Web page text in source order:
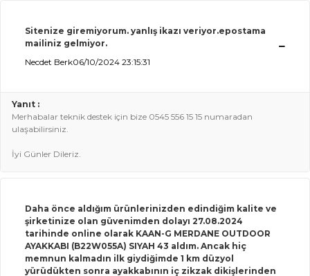
Sitenize giremiyorum. yanlış ikazı veriyor.epostama
mailiniz gelmiyor.
Necdet Berk06/10/2024 23:15:31
Yanıt :
Merhabalar teknik destek için bize 0545 556 15 15 numaradan
ulaşabilirsiniz.
İyi Günler Dileriz.
Daha önce aldığım ürünlerinizden edindiğim kalite ve
şirketinize olan güvenimden dolayı 27.08.2024
tarihinde online olarak KAAN-G MERDANE OUTDOOR
AYAKKABI (B22W055A) SIYAH 43 aldım. Ancak hiç
memnun kalmadın ilk giydiğimde 1 km düzyol
yürüdükten sonra ayakkabının iç zikzak dikişlerinden